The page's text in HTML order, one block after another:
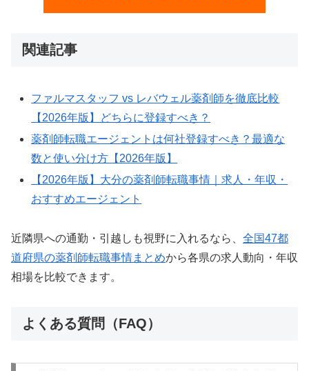
関連記事
ファルマスタッフ vs レバウェル薬剤師を徹底比較
【2026年版】どちらに登録すべき？
薬剤師転職エージェントは何社登録すべき？最適な
数と使い分け方【2026年版】
【2026年版】大分の薬剤師転職事情｜求人・年収・
おすすめエージェント
近隣県への通勤・引越しも視野に入れるなら、 全国47都
道府県の薬剤師転職事情まとめから各県の求人動向・年収
相場を比較できます。
よくある質問（FAQ）